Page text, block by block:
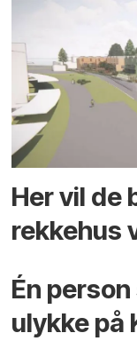
Her vil de
rekkehus
Én
ulykke på